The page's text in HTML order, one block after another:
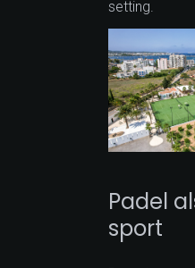
setting.
Padel
sport